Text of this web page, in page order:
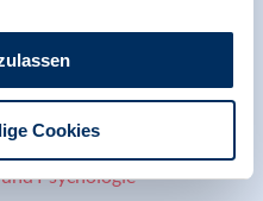
Cookies
Psychologie